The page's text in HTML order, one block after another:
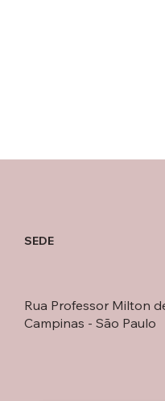
SEDE
Rua Professor Milton
Campinas - São Paulo